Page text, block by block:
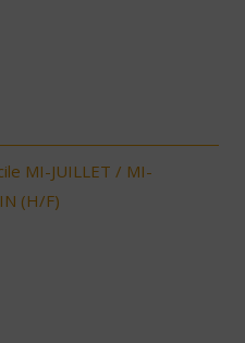
MI-JUILLET / MI-
(H/F)